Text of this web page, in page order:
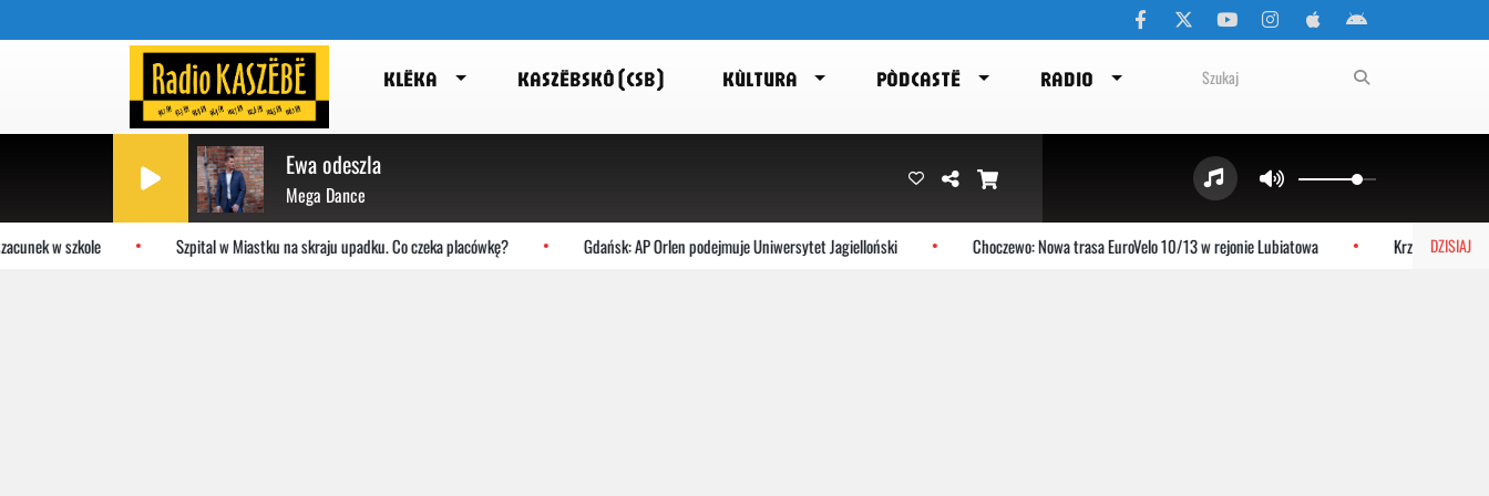
KLËKA KASZËBSKÔ (CSB) KÙLTURA PÒDCASTË RADIO
Ewa odeszla
Mega Dance
DZISIAJ
w szkole Szpital w Miastku na skraju upadku. Co czeka placówkę? Gdańsk: AP Orlen podejmuje Uniwersytet Jagielloński Choczewo: Nowa trasa EuroVelo 10/13 w rejonie Lubiatowa Krzysztof